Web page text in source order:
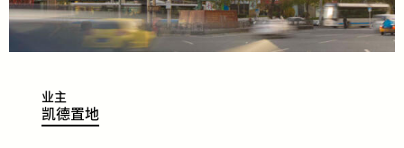
业主
​​​​凯德置地